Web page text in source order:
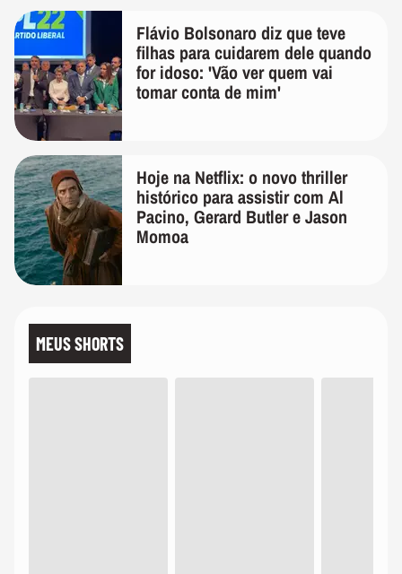
Flávio Bolsonaro diz que teve
filhas para cuidarem dele quando
for idoso: 'Vão ver quem vai
tomar conta de mim'
Hoje na Netflix: o novo thriller
histórico para assistir com Al
Pacino, Gerard Butler e Jason
Momoa
MEUS SHORTS